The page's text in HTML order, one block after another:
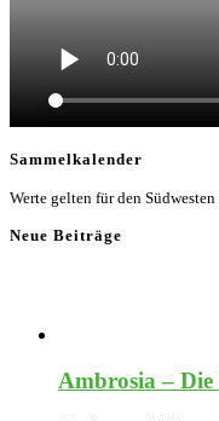
Sammelkalender
Werte gelten für den
Neue Beiträge
Ambrosia – Die